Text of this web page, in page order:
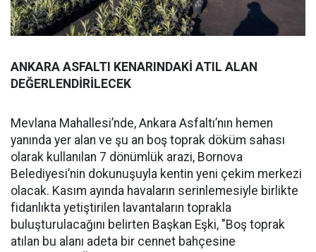
ANKARA ASFALTI KENARINDAKİ ATIL ALAN
DEĞERLENDİRİLECEK
Mevlana Mahallesi’nde, Ankara Asfaltı’nın hemen
yanında yer alan ve şu an boş toprak döküm sahası
olarak kullanılan 7 dönümlük arazi, Bornova
Belediyesi’nin dokunuşuyla kentin yeni çekim merkezi
olacak. Kasım ayında havaların serinlemesiyle birlikte
fidanlıkta yetiştirilen lavantaların toprakla
buluşturulacağını belirten Başkan Eşki, "Boş toprak
atılan bu alanı adeta bir cennet bahçesine